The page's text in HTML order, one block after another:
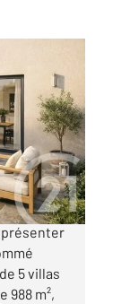
à
présenter
5 villas
m²,